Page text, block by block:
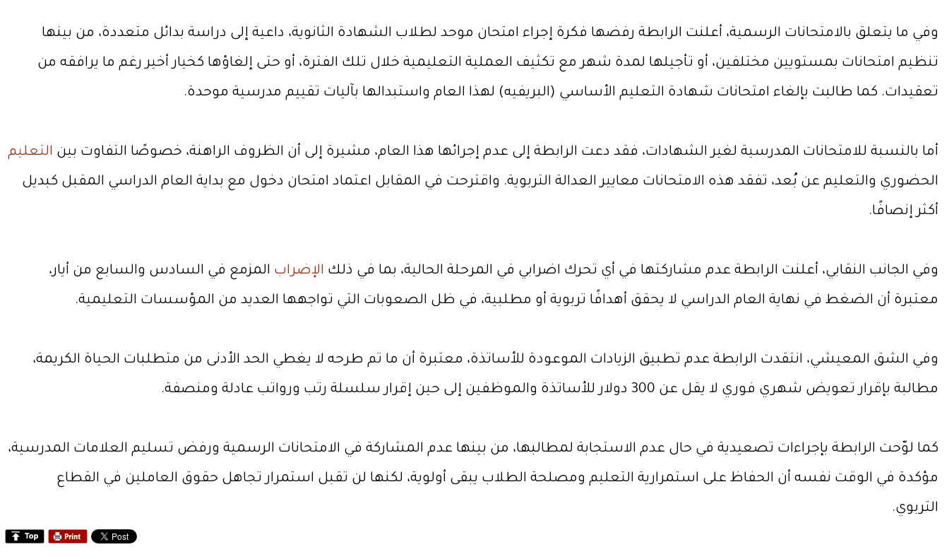
وفي ما يتعلق بالامتحانات الرسمية، أعلنت الرابطة رفضها فكرة إجراء امتحان موحد لطلاب الشهادة الثانوية، داعية إلى دراسة بدائل متعددة، من بينها
تنظيم امتحانات بمستويين مختلفين، أو تأجيلها لمدة شهر مع تكثيف العملية التعليمية خلال تلك الفترة، أو حتى إلغاؤها كخيار أخير رغم ما يرافقه من
تعقيدات. كما طالبت بإلغاء امتحانات شهادة التعليم الأساسي (البريفيه) لهذا العام واستبدالها بآليات تقييم مدرسية موحدة.
أما بالنسبة للامتحانات المدرسية لغير الشهادات، فقد دعت الرابطة إلى عدم إجرائها هذا العام، مشيرة إلى أن الظروف الراهنة، خصوصًا التفاوت بين التعليم
الحضوري والتعليم عن بُعد، تفقد هذه الامتحانات معايير العدالة التربوية. واقترحت في المقابل اعتماد امتحان دخول مع بداية العام الدراسي المقبل كبديل
أكثر إنصافًا.
وفي الجانب النقابي، أعلنت الرابطة عدم مشاركتها في أي تحرك اضرابي في المرحلة الحالية، بما في ذلك الإضراب المزمع في السادس والسابع من أيار،
معتبرة أن الضغط في نهاية العام الدراسي لا يحقق أهدافًا تربوية أو مطلبية، في ظل الصعوبات التي تواجهها العديد من المؤسسات التعليمية.
وفي الشق المعيشي، انتقدت الرابطة عدم تطبيق الزيادات الموعودة للأساتذة، معتبرة أن ما تم طرحه لا يغطي الحد الأدنى من متطلبات الحياة الكريمة،
مطالبة بإقرار تعويض شهري فوري لا يقل عن 300 دولار للأساتذة والموظفين إلى حين إقرار سلسلة رتب ورواتب عادلة ومنصفة.
كما لوّحت الرابطة بإجراءات تصعيدية في حال عدم الاستجابة لمطالبها، من بينها عدم المشاركة في الامتحانات الرسمية ورفض تسليم العلامات المدرسية،
مؤكدة في الوقت نفسه أن الحفاظ على استمرارية التعليم ومصلحة الطلاب يبقى أولوية، لكنها لن تقبل استمرار تجاهل حقوق العاملين في القطاع
التربوي.